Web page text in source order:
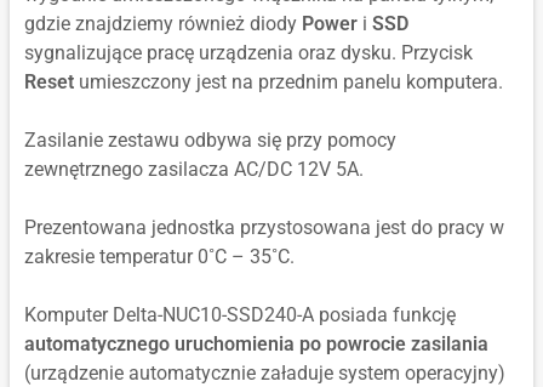
gdzie znajdziemy również diody Power i SSD
sygnalizujące pracę urządzenia oraz dysku. Przycisk
Reset umieszczony jest na przednim panelu komputera.
Zasilanie zestawu odbywa się przy pomocy
zewnętrznego zasilacza AC/DC 12V 5A.
Prezentowana jednostka przystosowana jest do pracy w
zakresie temperatur 0˚C – 35˚C.
Komputer Delta-NUC10-SSD240-A posiada funkcję
automatycznego uruchomienia po powrocie zasilania
(urządzenie automatycznie załaduje system operacyjny)